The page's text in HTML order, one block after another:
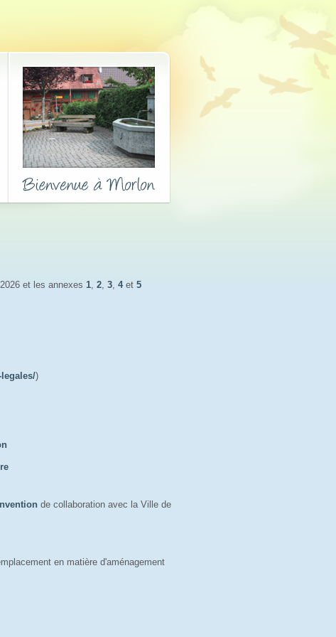
et les annexes 1, 2, 3, 4et 5
)
de collaboration avec la Ville de
en matière d'aménagement